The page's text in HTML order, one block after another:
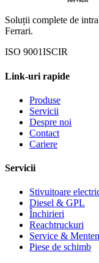
Soluții complete de
Ferrari.
ISO 9001ISCIR
Link-uri rapide
Produse
Servicii
Despre noi
Contact
Cariere
Servicii
Stivuitoare
Diesel & GPL
Închirieri
Reachtruckuri
Service &
Piese de schimb